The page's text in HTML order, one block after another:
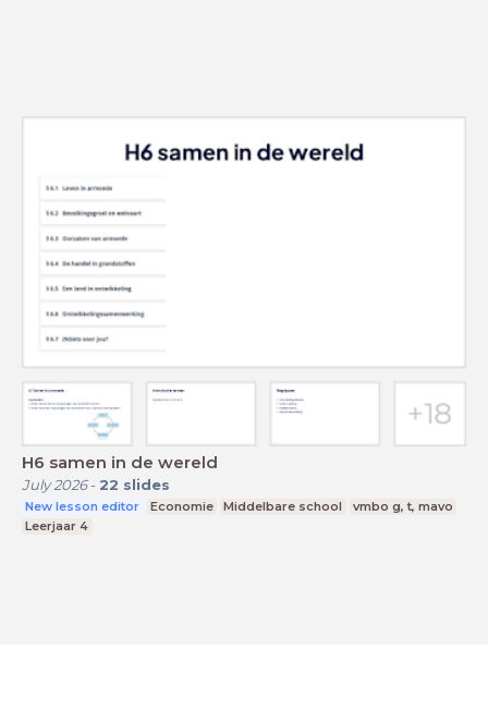
H6 samen in de wereld
July 2026- 22 slides
New lesson editor Economie Middelbare school
vmbo g, t, mavo
Leerjaar 4